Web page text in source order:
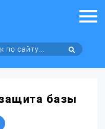
базы